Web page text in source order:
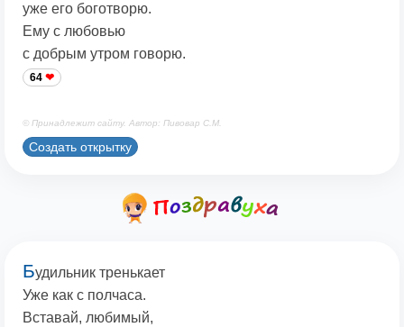
уже его боготворю.
Ему с любовью
с добрым утром говорю.
64
© Принадлежит сайту. Автор: Пивовар С.М.
Создать открытку
Будильник тренькает
Уже как с полчаса.
Вставай, любимый,